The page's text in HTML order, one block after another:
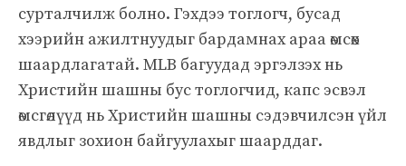
сурталчилж болно. Гэхдээ тоглогч, бусад
хээрийн ажилтнуудыг бардамнах араа өмсөх
шаардлагатай. MLB багуудад эргэлзэх нь
Христийн шашны бус тоглогчид, капс эсвэл
өмсгөлүүд нь Христийн шашны сэдэвчилсэн үйл
явдлыг зохион байгуулахыг шаарддаг.